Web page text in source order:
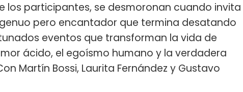
los participantes, se desmoronan cuando invita
pero encantador que termina desatando
eventos que transforman la vida de
ácido, el egoísmo humano y la verdadera
Martín Bossi, Laurita Fernández y Gustavo